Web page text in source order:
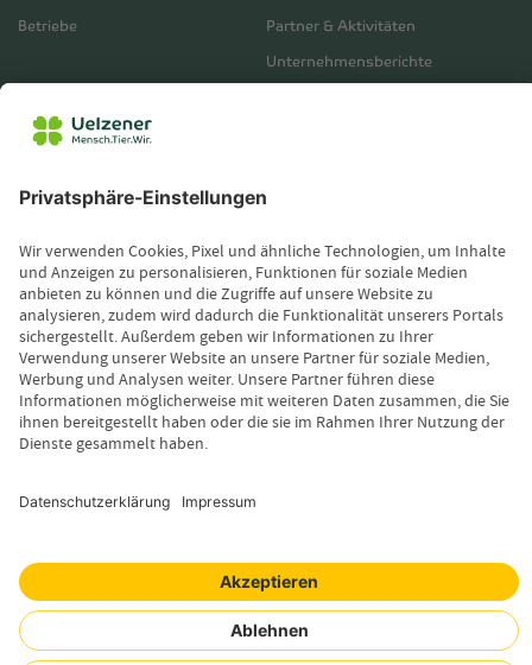
Betriebe
Partner & Aktivitäten
Unternehmensberichte
Servicebereich
Leistungsfall melden
Wissenswertes
Magazin
Newsletter-Anmeldung
Copyright © 2026 Uelzener Tier-Magazin
Mensch. Tier. Wir.